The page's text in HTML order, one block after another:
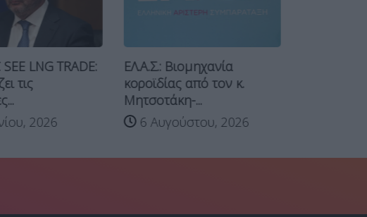
LNG TRADE:
τις
2026
ΕΛ.Α.Σ.: Βιομηχανία
κοροϊδίας από τον κ.
Μητσοτάκη-...
6 Αυγούστου, 2026